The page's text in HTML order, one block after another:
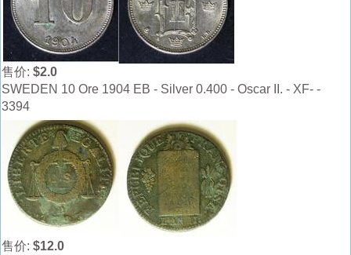
售价: $2.0
SWEDEN 10 Ore 1904 EB - Silver 0.400 - Oscar II. - XF- -
3394
售价: $12.0